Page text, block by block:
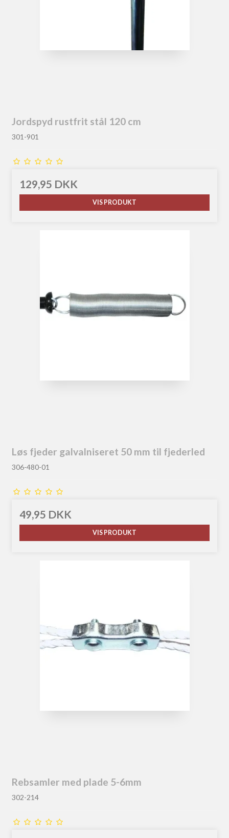
Jordspyd rustfrit stål 120 cm
301-901
129,95 DKK
VIS PRODUKT
Løs fjeder galvalniseret 50 mm til fjederled
306-480-01
49,95 DKK
VIS PRODUKT
Rebsamler med plade 5-6mm
302-214